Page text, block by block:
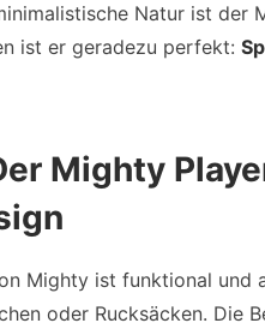
Natur ist
ist er geradezu perfekt:
Mighty
Mighty ist funktional und
oder Rucksäcken. Die